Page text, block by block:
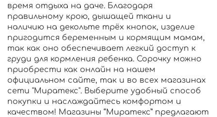
время отдыха на даче. Благодаря
правильному крою, дышащей ткани и
наличию на декольте трёх кнопок, изделие
пригодится беременным и кормящим мамам,
так как оно обеспечивает легкий доступ к
груди для кормления ребенка. Сорочку можно
приобрести как онлайн на нашем
официальном сайте, так и во всех магазинах
сети "Миратекс". Выберите удобный способ
покупки и наслаждайтесь комфортом и
качеством! Магазины “Миратекс” предлагают